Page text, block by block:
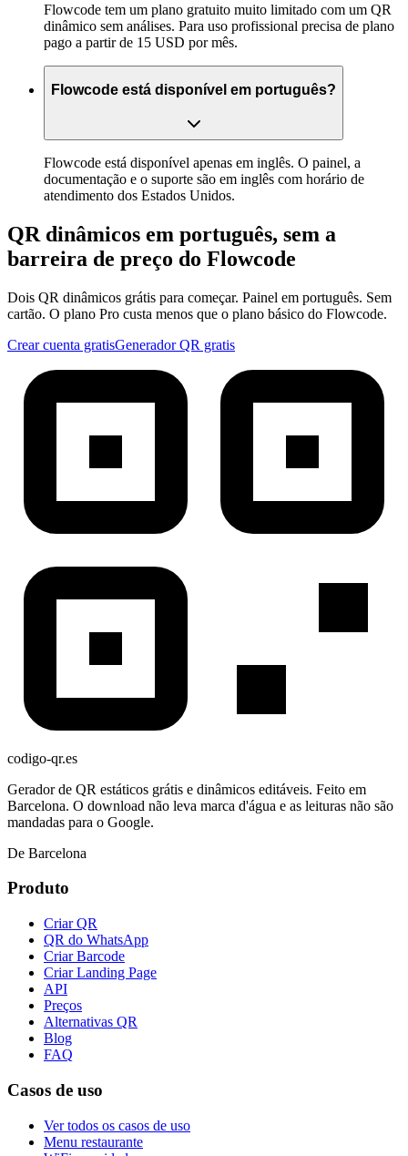
Flowcode tem um plano gratuito muito limitado com um QR
dinâmico sem análises. Para uso profissional precisa de plano
pago a partir de 15 USD por mês.
Flowcode está disponível em português?
Flowcode está disponível apenas em inglês. O painel, a
documentação e o suporte são em inglês com horário de
atendimento dos Estados Unidos.
QR dinâmicos em português, sem a
barreira de preço do Flowcode
Dois QR dinâmicos grátis para começar. Painel em português. Sem
cartão. O plano Pro custa menos que o plano básico do Flowcode.
Crear cuenta gratisGenerador QR gratis
codigo-qr.es
Gerador de QR estáticos grátis e dinâmicos editáveis. Feito em
Barcelona. O download não leva marca d'água e as leituras não são
mandadas para o Google.
De Barcelona
Produto
Criar QR
QR do WhatsApp
Criar Barcode
Criar Landing Page
API
Preços
Alternativas QR
Blog
FAQ
Casos de uso
Ver todos os casos de uso
Menu restaurante